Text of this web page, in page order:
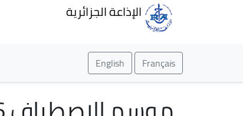
الإذاعة الجزائرية
Français
English